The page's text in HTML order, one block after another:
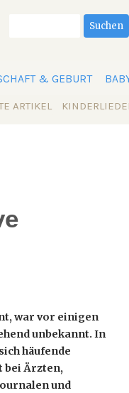
& GEBURT
ARTIKEL
Suchen
war vor einigen
unbekannt. In
häufende
bei Ärzten,
und